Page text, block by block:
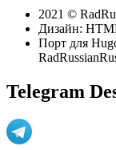
2021 ©
Дизайн:
Порт для
Telegram